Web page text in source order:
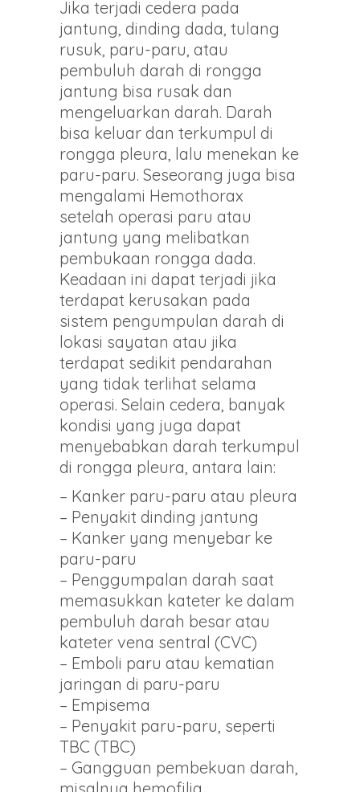
Jika terjadi cedera pada
jantung, dinding dada, tulang
rusuk, paru-paru, atau
pembuluh darah di rongga
jantung bisa rusak dan
mengeluarkan darah. Darah
bisa keluar dan terkumpul di
rongga pleura, lalu menekan ke
paru-paru. Seseorang juga bisa
mengalami Hemothorax
setelah operasi paru atau
jantung yang melibatkan
pembukaan rongga dada.
Keadaan ini dapat terjadi jika
terdapat kerusakan pada
sistem pengumpulan darah di
lokasi sayatan atau jika
terdapat sedikit pendarahan
yang tidak terlihat selama
operasi. Selain cedera, banyak
kondisi yang juga dapat
menyebabkan darah terkumpul
di rongga pleura, antara lain:
– Kanker paru-paru atau pleura
– Penyakit dinding jantung
– Kanker yang menyebar ke
paru-paru
– Penggumpalan darah saat
memasukkan kateter ke dalam
pembuluh darah besar atau
kateter vena sentral (CVC)
– Emboli paru atau kematian
jaringan di paru-paru
– Empisema
– Penyakit paru-paru, seperti
TBC (TBC)
– Gangguan pembekuan darah,